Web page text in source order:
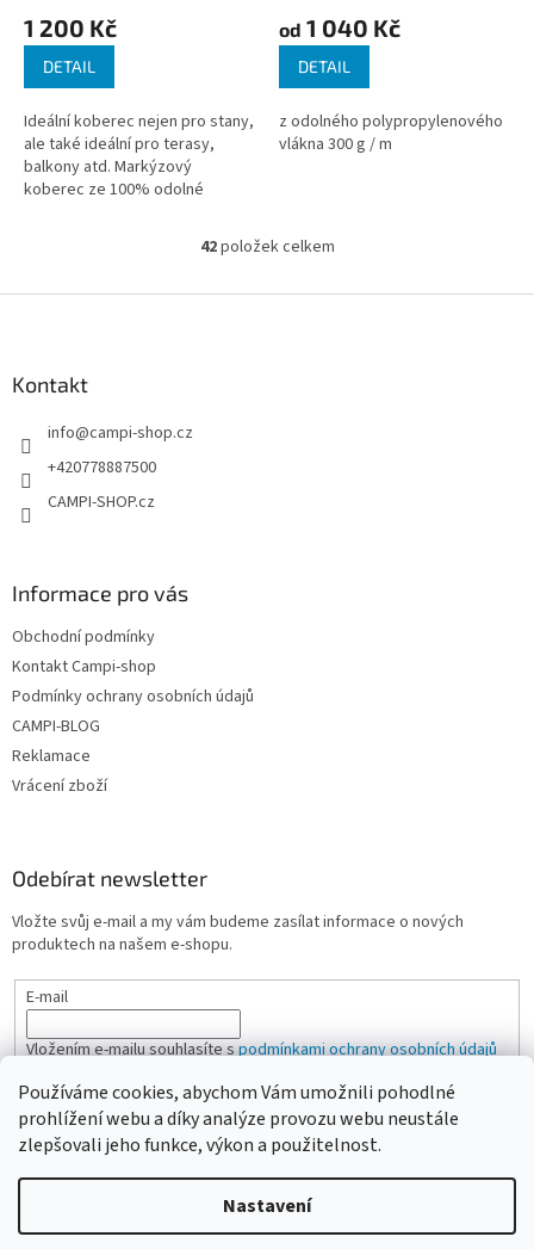
Používáme cookies, abychom Vám umožnili pohodlné
prohlížení webu a díky analýze provozu webu neustále
zlepšovali jeho funkce, výkon a použitelnost.
Nastavení
1 200 Kč
DETAIL
Ideální koberec nejen pro stany,
ale také ideální pro terasy,
balkony atd. Markýzový
koberec ze 100% odolné
m². Odolné vůči slunečnímu
od 1 040 Kč
DETAIL
z odolného polypropylenového
vlákna 300 g / m
O
l
42položek celkem
Kontakt
info@campi-shop.cz
+420778887500
CAMPI-SHOP.cz
Informace pro vás
Obchodní podmínky
Kontakt Campi-shop
Podmínky ochrany osobních údajů
CAMPI-BLOG
Reklamace
Vrácení zboží
Odebírat newsletter
Vložte svůj e-mail a my vám budeme zasílat informace o nových
produktech na našem e-shopu.
E-mail
Vložením e-mailu souhlasíte spodmínkami ochrany osobních údajů
PŘIHLÁSIT SE
Vytvořil Shoptet